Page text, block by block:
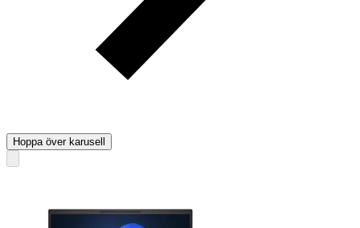
Hoppa över karusell